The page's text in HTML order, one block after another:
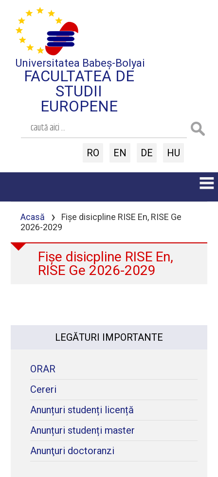
Universitatea Babeș-Bolyai
FACULTATEA DE
STUDII
EUROPENE
RO EN DE HU
Acasă ›
Fișe disicpline RISE En, RISE Ge
2026-2029
Fișe disicpline RISE En,
RISE Ge 2026-2029
LEGĂTURI IMPORTANTE
ORAR
Cereri
Anunțuri studenți licență
Anunțuri studenți master
Anunţuri doctoranzi